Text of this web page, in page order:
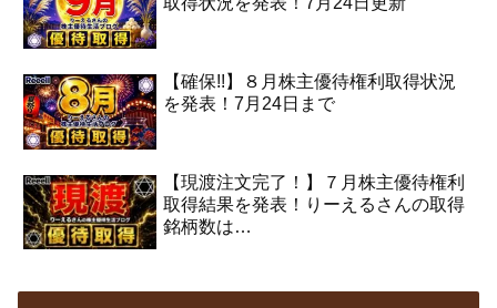
【確保!!】８月株主優待権利取得状況
を発表！7月24日まで
【現渡注文完了！】７月株主優待権利
取得結果を発表！りーえるさんの取得
銘柄数は…